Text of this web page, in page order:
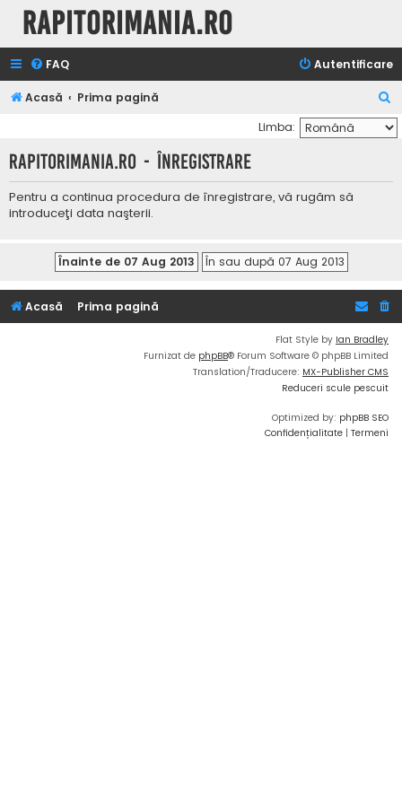
Rapitorimania.ro
FAQ Autentificare
Acasă Prima pagină
ă
u
Limba:
Rapitorimania.ro - Înregistrare
Pentru a continua procedura de înregistrare, vă rugăm să
introduceţi data naşterii.
Acasă Prima pagină
Flat Style by Ian Bradley
Furnizat de phpBB® Forum Software © phpBB Limited
Translation/Traducere: MX-Publisher CMS
Reduceri scule pescuit
Optimized by: phpBB SEO
Confidențialitate | Termeni